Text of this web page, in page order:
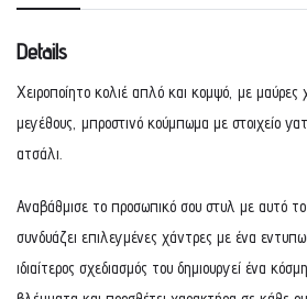
Details
Χειροποίητο κολιέ απλό και κομψό, με μαύρες
μεγέθους, μπροστινό κούμπωμα με στοιχείο
ατσάλι.
Αναβάθμισε το προσωπικό σου στυλ με αυτό το
συνδυάζει επιλεγμένες χάντρες με ένα
ιδιαίτερος σχεδιασμός του δημιουργεί ένα